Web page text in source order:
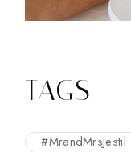
TAGS
#MrandMrsJestil